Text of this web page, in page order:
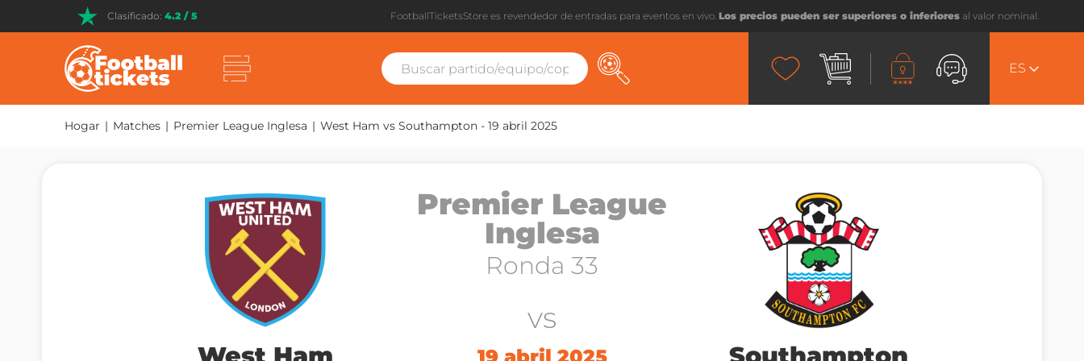
Clasificado: 4.2 / 5 FootballTicketsStore es revendedor de entradas para eventos en vivo. Los precios pueden ser superiores o inferiores al valor nominal.
ES
Hogar | Matches | Premier League Inglesa | West Ham vs Southampton - 19 abril 2025
Premier League
Inglesa
Ronda 33
vs